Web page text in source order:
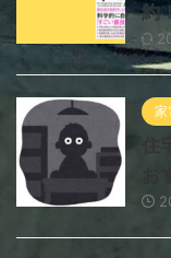
約
家